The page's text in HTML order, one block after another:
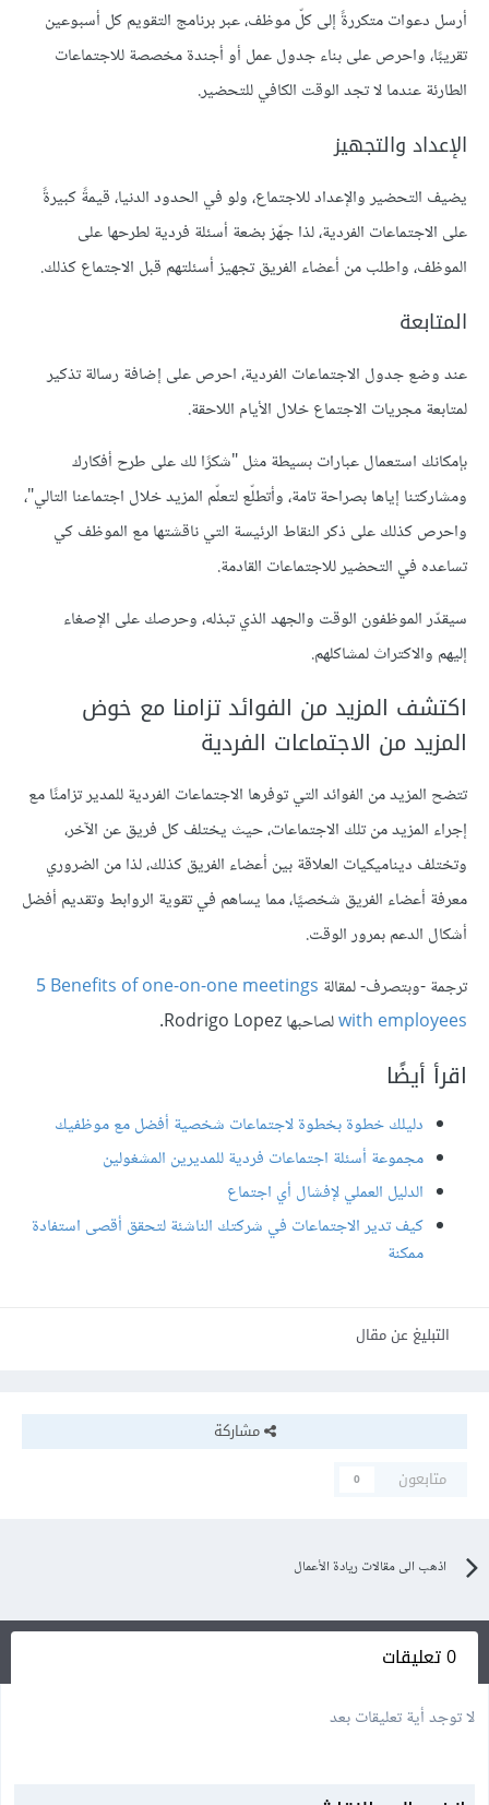
أرسل دعوات متكررةً إلى كلّ موظف، عبر برنامج التقويم كل أسبوعين
تقريبًا، واحرص على بناء جدول عمل أو أجندة مخصصة للاجتماعات
الطارئة عندما لا تجد الوقت الكافي للتحضير.
الإعداد والتجهيز
يضيف التحضير والإعداد للاجتماع، ولو في الحدود الدنيا، قيمةً كبيرةً
على الاجتماعات الفردية، لذا جهّز بضعة أسئلة فردية لطرحها على
الموظف، واطلب من أعضاء الفريق تجهيز أسئلتهم قبل الاجتماع كذلك.
المتابعة
عند وضع جدول الاجتماعات الفردية، احرص على إضافة رسالة تذكير
لمتابعة مجريات الاجتماع خلال الأيام اللاحقة.
بإمكانك استعمال عبارات بسيطة مثل "شكرًا لك على طرح أفكارك
ومشاركتنا إياها بصراحة تامة، وأتطلّع لتعلّم المزيد خلال اجتماعنا التالي"،
واحرص كذلك على ذكر النقاط الرئيسة التي ناقشتها مع الموظف كي
تساعده في التحضير للاجتماعات القادمة.
سيقدّر الموظفون الوقت والجهد الذي تبذله، وحرصك على الإصغاء
إليهم والاكتراث لمشاكلهم.
اكتشف المزيد من الفوائد تزامنا مع خوض
المزيد من الاجتماعات الفردية
تتضح المزيد من الفوائد التي توفرها الاجتماعات الفردية للمدير تزامنًا مع
إجراء المزيد من تلك الاجتماعات، حيث يختلف كل فريق عن الآخر،
وتختلف ديناميكيات العلاقة بين أعضاء الفريق كذلك، لذا من الضروري
معرفة أعضاء الفريق شخصيًا، مما يساهم في تقوية الروابط وتقديم أفضل
أشكال الدعم بمرور الوقت.
ترجمة -وبتصرف- لمقالة ‎ 5 Benefits of one-on-one meetings
with employeesلصاحبها Rodrigo Lopez.
اقرأ أيضًا
دليلك خطوة بخطوة لاجتماعات شخصية أفضل مع موظفيك
مجموعة أسئلة اجتماعات فردية للمديرين المشغولين
الدليل العملي لإفشال أي اجتماع
كيف تدير الاجتماعات في شركتك الناشئة لتحقق أقصى استفادة
ممكنة
التبليغ عن مقال
مشاركة
متابعون
0
اذهب الى مقالات ريادة الأعمال
0 تعليقات
لا توجد أية تعليقات بعد